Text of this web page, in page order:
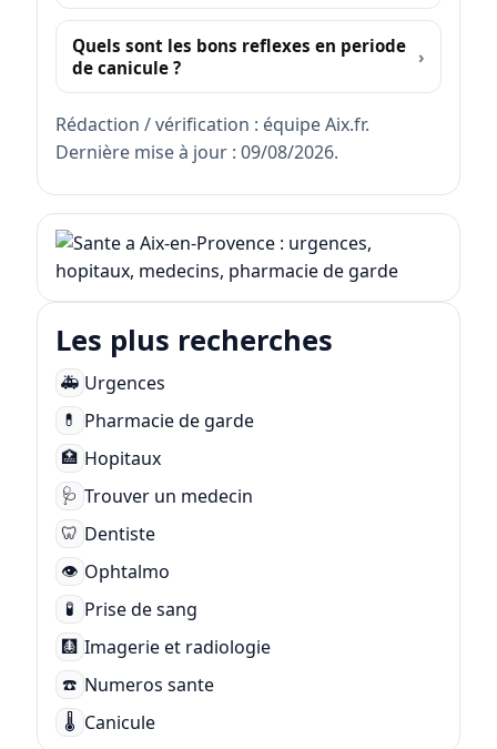
Quels sont les bons reflexes en periode
de canicule ?
Rédaction / vérification : équipe Aix.fr.
Dernière mise à jour : 09/08/2026.
Les plus recherches
🚑 Urgences
💊 Pharmacie de garde
🏥 Hopitaux
🩺 Trouver un medecin
🦷 Dentiste
👁️ Ophtalmo
🧪 Prise de sang
🩻 Imagerie et radiologie
☎️ Numeros sante
🌡️ Canicule